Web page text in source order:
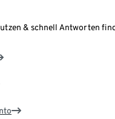
& schnell Antworten